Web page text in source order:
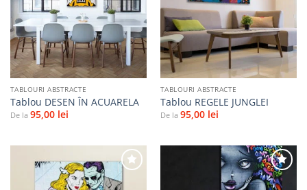
la
favorite
TABLOURI ABSTRACTE
Tablou DESEN ÎN ACUARELA
De la 95,00 lei
la
favorite
TABLOURI ABSTRACTE
Tablou REGELE JUNGLEI
De la 95,00 lei